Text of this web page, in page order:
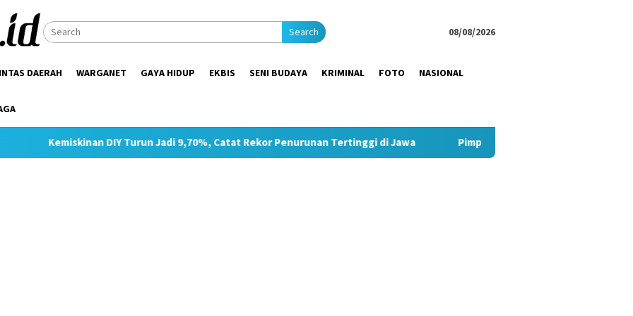
Search 08/08/2026
DAERAH WARGANET GAYA HIDUP EKBIS SENI BUDAYA KRIMINAL FOTO NASIONAL
DIY Turun Jadi 9,70%, Catat Rekor Penurunan Tertinggi di Jawa Pimpin Strategi Komunikasi JNE, Kurnia